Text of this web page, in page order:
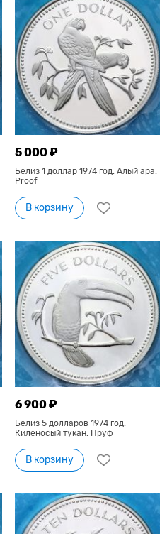
5 000 ₽
Белиз 1 доллар 1974 год. Алый ара.
Proof
В корзину
6 900 ₽
Белиз 5 долларов 1974 год.
Киленосый тукан. Пруф
В корзину